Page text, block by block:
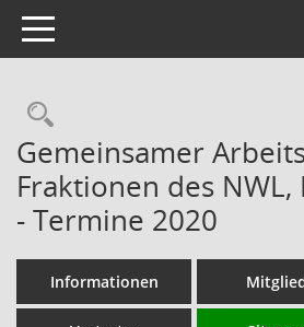
Toggle navigation
Rechercheauswahl
Gemeinsamer
Fraktionen des NWL,
- Termine 2020
Informationen